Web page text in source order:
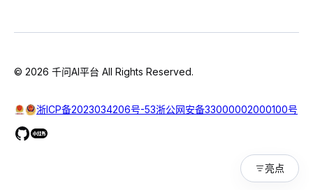
亮点
© 2026 千问AI平台 All Rights Reserved.
浙ICP备2023034206号-53浙公网安备33000002000100号